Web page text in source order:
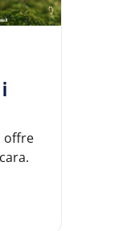
offre